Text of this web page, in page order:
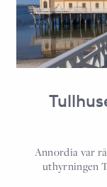
Annordia var
uthyrningen